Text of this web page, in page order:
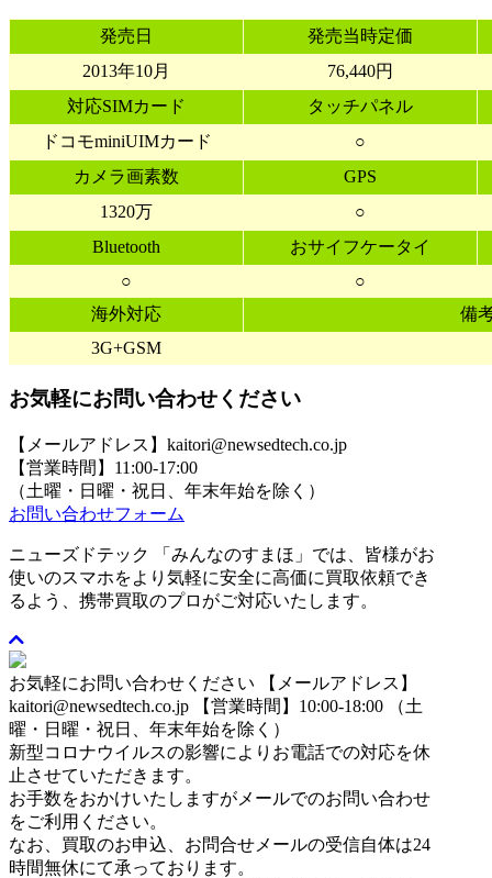
発売日
発売当時定価
2013年10月
76,440円
対応SIMカード
タッチパネル
ドコモminiUIMカード
○
カメラ画素数
GPS
1320万
○
Bluetooth
おサイフケータイ
○
○
海外対応
備
3G+GSM
お気軽にお問い合わせください
【メールアドレス】kaitori@newsedtech.co.jp
【営業時間】11:00-17:00
（土曜・日曜・祝日、年末年始を除く）
お問い合わせフォーム
ニューズドテック 「みんなのすまほ」では、皆様がお
使いのスマホをより気軽に安全に高価に買取依頼でき
るよう、携帯買取のプロがご対応いたします。
お気軽にお問い合わせください
【メールアドレス】
kaitori@newsedtech.co.jp
【営業時間】10:00-18:00 （土
曜・日曜・祝日、年末年始を除く）
新型コロナウイルスの影響によりお電話での対応を休
止させていただきます。
お手数をおかけいたしますがメールでのお問い合わせ
をご利用ください。
なお、買取のお申込、お問合せメールの受信自体は24
時間無休にて承っております。